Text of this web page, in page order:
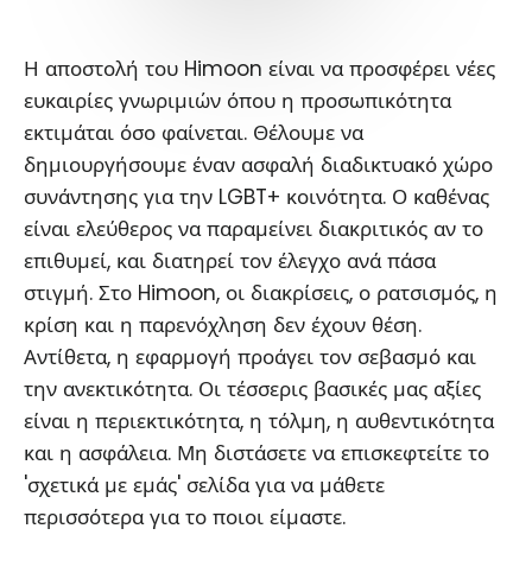
Η αποστολή του Himoon είναι να προσφέρει νέες
ευκαιρίες γνωριμιών όπου η προσωπικότητα
εκτιμάται όσο φαίνεται. Θέλουμε να
δημιουργήσουμε έναν ασφαλή διαδικτυακό χώρο
συνάντησης για την LGBT+ κοινότητα. Ο καθένας
είναι ελεύθερος να παραμείνει διακριτικός αν το
επιθυμεί, και διατηρεί τον έλεγχο ανά πάσα
στιγμή. Στο Himoon, οι διακρίσεις, ο ρατσισμός, η
κρίση και η παρενόχληση δεν έχουν θέση.
Αντίθετα, η εφαρμογή προάγει τον σεβασμό και
την ανεκτικότητα. Οι τέσσερις βασικές μας αξίες
είναι η περιεκτικότητα, η τόλμη, η αυθεντικότητα
και η ασφάλεια. Μη διστάσετε να επισκεφτείτε το
'σχετικά με εμάς' σελίδα για να μάθετε
περισσότερα για το ποιοι είμαστε.